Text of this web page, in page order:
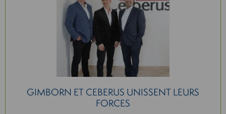
GIMBORN ET CEBERUS UNISSENT LEURS
FORCES